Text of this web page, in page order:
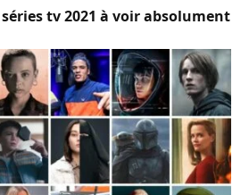
tv 2021 à voir absolument